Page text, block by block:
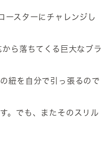
ースターにチャレンジし
ら落ちてくる巨大なブラ
紐を自分で引っ張るので
。でも、またそのスリル